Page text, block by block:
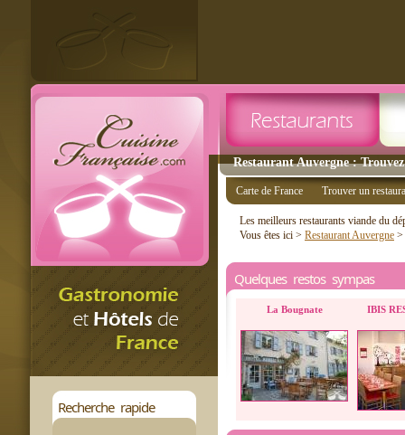
Restaurant Auvergne :
Recherche rapide
Carte de France Trouver un
Les meilleurs restaurants viande du
Vous êtes ici > Restaurant Auvergne >
Quelques restos sympas
La Bougnate IBIS